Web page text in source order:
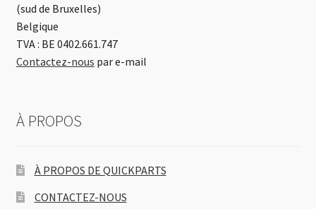
(sud de Bruxelles)
Belgique
TVA : BE 0402.661.747
Contactez-nous par e-mail
À PROPOS
À PROPOS DE QUICKPARTS
CONTACTEZ-NOUS